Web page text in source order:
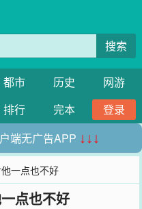
搜索
都市 历史
网游
排行 完本
登录
端无广告APP ↓↓↓
一点也不好
点也不好